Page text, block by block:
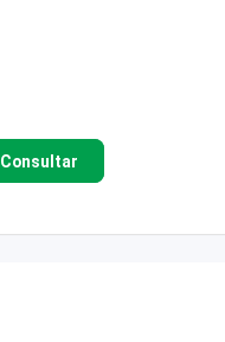
Consultar